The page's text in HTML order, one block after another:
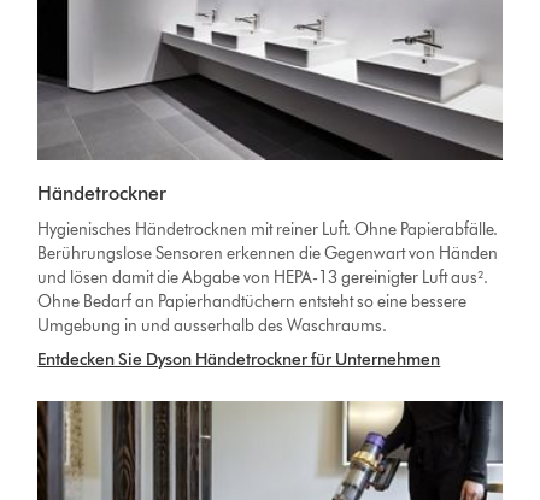
Händetrockner
Hygienisches Händetrocknen mit reiner Luft. Ohne Papierabfälle.
Berührungslose Sensoren erkennen die Gegenwart von Händen
und lösen damit die Abgabe von HEPA-13 gereinigter Luft aus².
Ohne Bedarf an Papierhandtüchern entsteht so eine bessere
Umgebung in und ausserhalb des Waschraums.
Entdecken Sie Dyson Händetrockner für Unternehmen